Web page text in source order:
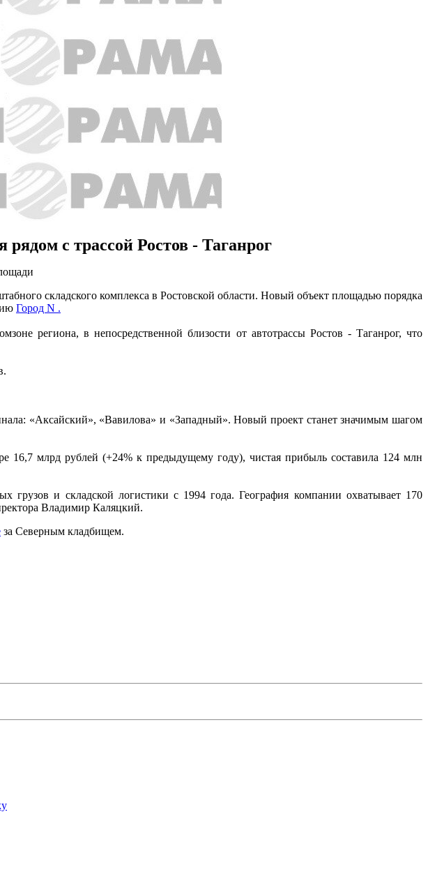
с трассой Ростов - Таганрог
складского комплекса в Ростовской области. Новый объект площадью порядка
Город N .
региона, в непосредственной близости от автотрассы Ростов - Таганрог, что
«Аксайский», «Вавилова» и «Западный». Новый проект станет значимым шагом
млрд рублей (+24% к предыдущему году), чистая прибыль составила 124 млн
и складской логистики с 1994 года. География компании охватывает 170
Владимир Каляцкий.
за Северным кладбищем.